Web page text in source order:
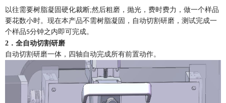
以往需要树脂凝固硬化裁断;然后粗磨，抛光，费时费力，做一个样品
要花数小时。现在本产品不需树脂凝固，自动切割研磨，测试完成一
个样品5分钟之内即可完成。
2 ．全自动切割研磨
自动切割研磨一体 ， 四轴自动完成所有前置动作。